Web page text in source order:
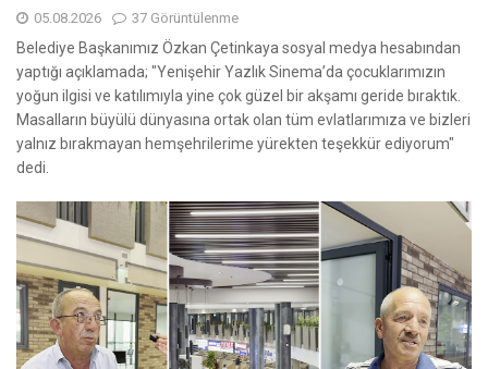
05.08.2026 37 Görüntülenme
Belediye Başkanımız Özkan Çetinkaya sosyal medya hesabından
yaptığı açıklamada; "Yenişehir Yazlık Sinema’da çocuklarımızın
yoğun ilgisi ve katılımıyla yine çok güzel bir akşamı geride bıraktık.
Masalların büyülü dünyasına ortak olan tüm evlatlarımıza ve bizleri
yalnız bırakmayan hemşehrilerime yürekten teşekkür ediyorum"
dedi.